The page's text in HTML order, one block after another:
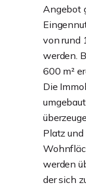
Angebot
von rund
werden.
600 m²
Die
Platz
werden
der sich